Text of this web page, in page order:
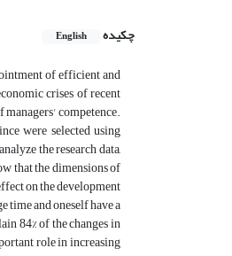
چکیده
English
of efficient and
crises of recent
competence.
were selected using
the research data,
that the dimensions of
on the development
time and oneself have a
84% of the changes in
role in increasing